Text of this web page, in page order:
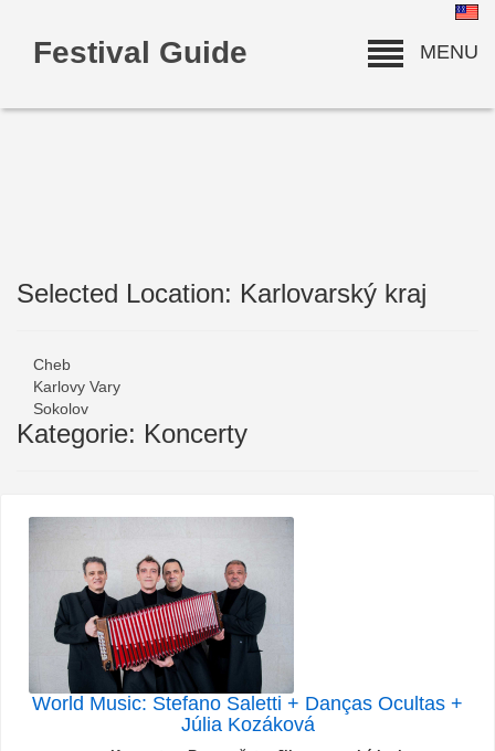
Festival Guide MENU
deneme bonusu
Selected Location: Karlovarský kraj
Cheb
Karlovy Vary
Sokolov
Kategorie: Koncerty
World Music: Stefano Saletti + Danças Ocultas +
Júlia Kozáková